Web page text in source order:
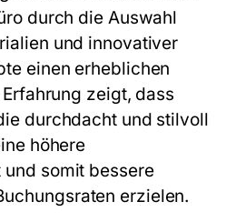
durch die Auswahl
und innovativer
einen erheblichen
zeigt, dass
durchdacht und stilvoll
höhere
somit bessere
erzielen.